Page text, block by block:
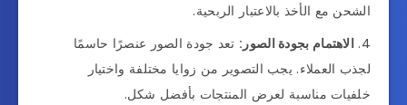
الشحن مع الأخذ بالاعتبار الربحية.
الاهتمام بجودة الصور: تعد جودة الصور عنصرًا حاسمًا
لجذب العملاء. يجب التصوير من زوايا مختلفة واختيار
خلفيات مناسبة لعرض المنتجات بأفضل شكل.